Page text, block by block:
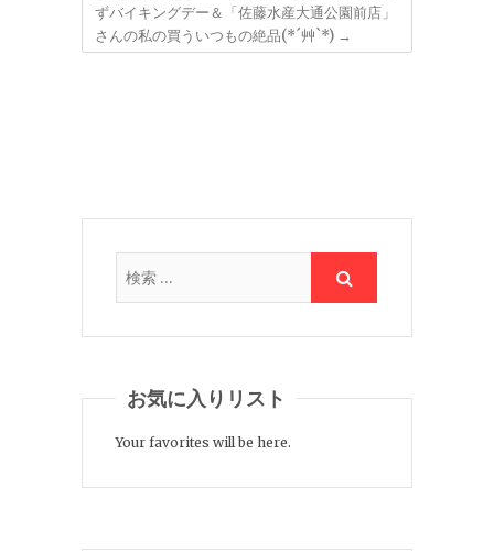
ずバイキングデー＆「佐藤水産大通公園前店」
さんの私の買ういつもの絶品(*´艸`*) →
お気に入りリスト
Your favorites will be here.